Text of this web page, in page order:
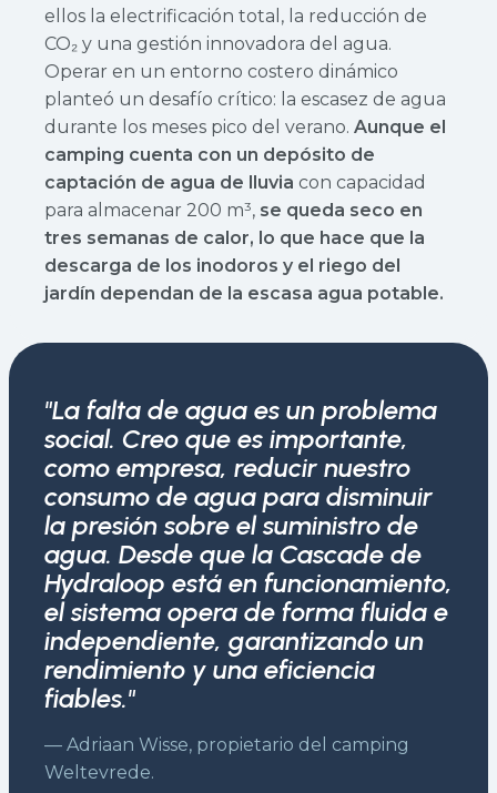
ellos la electrificación total, la reducción de
CO₂ y una gestión innovadora del agua.
Operar en un entorno costero dinámico
planteó un desafío crítico: la escasez de agua
durante los meses pico del verano. Aunque el
camping cuenta con un depósito de
captación de agua de lluvia con capacidad
para almacenar 200 m³, se queda seco en
tres semanas de calor, lo que hace que la
descarga de los inodoros y el riego del
jardín dependan de la escasa agua potable.
"La falta de agua es un problema
social. Creo que es importante,
como empresa, reducir nuestro
consumo de agua para disminuir
la presión sobre el suministro de
agua. Desde que la Cascade de
Hydraloop está en funcionamiento,
el sistema opera de forma fluida e
independiente, garantizando un
rendimiento y una eficiencia
fiables."
— Adriaan Wisse, propietario del camping
Weltevrede.